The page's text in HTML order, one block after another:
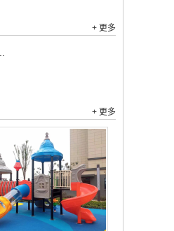
+ 更多
+ 更多